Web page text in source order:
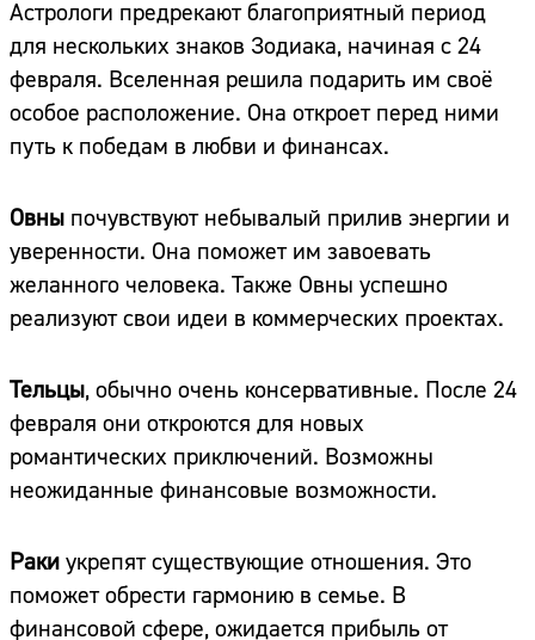
Астрологи предрекают благоприятный период
для нескольких знаков Зодиака, начиная с 24
февраля. Вселенная решила подарить им своё
особое расположение. Она откроет перед ними
путь к победам в любви и финансах.
Овны почувствуют небывалый прилив энергии и
уверенности. Она поможет им завоевать
желанного человека. Также Овны успешно
реализуют свои идеи в коммерческих проектах.
Тельцы, обычно очень консервативные. После 24
февраля они откроются для новых
романтических приключений. Возможны
неожиданные финансовые возможности.
Раки укрепят существующие отношения. Это
поможет обрести гармонию в семье. В
финансовой сфере, ожидается прибыль от